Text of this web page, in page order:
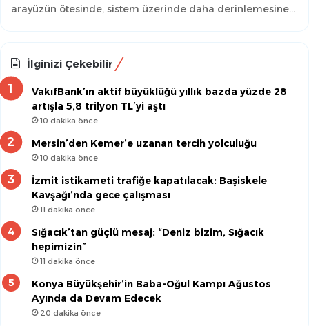
arayüzün ötesinde, sistem üzerinde daha derinlemesine…
İlginizi Çekebilir
VakıfBank’ın aktif büyüklüğü yıllık bazda yüzde 28
artışla 5,8 trilyon TL’yi aştı
10 dakika önce
Mersin’den Kemer’e uzanan tercih yolculuğu
10 dakika önce
İzmit istikameti trafiğe kapatılacak: Başiskele
Kavşağı’nda gece çalışması
11 dakika önce
Sığacık’tan güçlü mesaj: “Deniz bizim, Sığacık
hepimizin”
11 dakika önce
Konya Büyükşehir’in Baba-Oğul Kampı Ağustos
Ayında da Devam Edecek
20 dakika önce